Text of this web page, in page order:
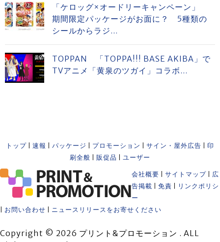
「ケロッグ×オードリーキャンペーン」
期間限定パッケージがお面に？ 5種類の
シールからラジ...
TOPPAN 「TOPPA!!! BASE AKIBA」で
TVアニメ「黄泉のツガイ」コラボ...
トップ 速報 パッケージ プロモーション サイン・屋外広告
印
刷全般
販促品 ユーザー
会社概要 サイトマップ
広
告掲載
免責
リンクポリシ
ー
お問い合わせ ニュースリリースをお寄せください
Copyright © 2026 プリント&プロモーション . ALL